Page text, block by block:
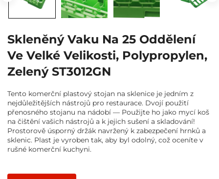
Skleněný Vaku Na 25 Oddělení
Ve Velké Velikosti, Polypropylen,
Zelený ST3012GN
Tento komerční plastový stojan na sklenice je jedním z
nejdůležitějších nástrojů pro restaurace. Dvojí použití
přenosného stojanu na nádobí — Použijte ho jako mycí koš
na čištění vašich nástrojů a k jejich sušení a skladování!
Prostorově úsporný držák navržený k zabezpečení hrnků a
sklenic. Plast je vyroben tak, aby byl odolný, což oceníte v
rušné komerční kuchyni.